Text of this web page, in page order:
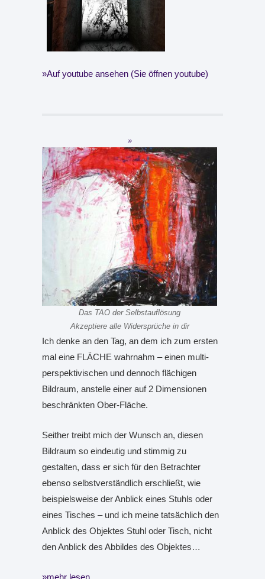
Auf youtube ansehen (Sie öffnen youtube)
Das TAO der Selbstauflösung
Akzeptiere alle Widersprüche in dir
Ich denke an den Tag, an dem ich zum ersten
mal eine FLÄCHE wahrnahm – einen multi-
perspektivischen und dennoch flächigen
Bildraum, anstelle einer auf 2 Dimensionen
beschränkten Ober-Fläche.
Seither treibt mich der Wunsch an, diesen
Bildraum so eindeutig und stimmig zu
gestalten, dass er sich für den Betrachter
ebenso selbstverständlich erschließt, wie
beispielsweise der Anblick eines Stuhls oder
eines Tisches – und ich meine tatsächlich den
Anblick des Objektes Stuhl oder Tisch, nicht
den Anblick des Abbildes des Objektes…
mehr lesen…